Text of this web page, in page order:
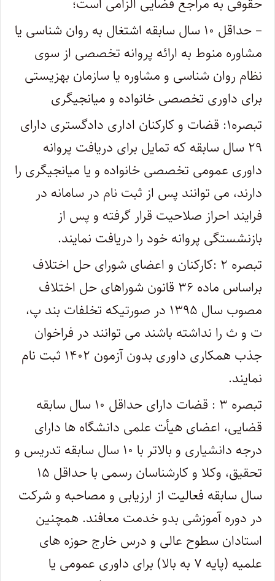
– حداقل ۱۰ سال سابقه اشتغال به روان شناسی یا
مشاوره منوط به ارائه پروانه تخصصی از سوی
نظام روان شناسی و مشاوره یا سازمان بهزیستی
برای داوری تخصصی خانواده و میانجیگری
تبصره۱: قضات و کارکنان اداری دادگستری دارای
۲۹ سال سابقه که تمایل برای دریافت پروانه
داوری عمومی تخصصی خانواده و یا میانجیگری را
دارند، می توانند پس از ثبت نام در سامانه در
فرایند احراز صلاحیت قرار گرفته و پس از
بازنشستگی پروانه خود را دریافت نمایند.
تبصره ۲ :کارکنان و اعضای شورای حل اختلاف
براساس ماده ۳۶ قانون شوراهای حل اختلاف
مصوب سال ۱۳۹۵ در صورتیکه تخلفات بند پ،
ت و ث را نداشته باشند می توانند در فراخوان
جذب همکاری داوری بدون آزمون ۱۴۰۲ ثبت نام
نمایند.
تبصره ۳ : قضات دارای حداقل ۱۰ سال سابقه
قضایی، اعضای هیأت علمی دانشگاه ها دارای
درجه دانشیاری و بالاتر با ۱۰ سال سابقه تدریس و
تحقیق، وکلا و کارشناسان رسمی با حداقل ۱۵
سال سابقه فعالیت از ارزیابی و مصاحبه و شرکت
در دوره آموزشی بدو خدمت معافند. همچنین
استادان سطوح عالی و درس خارج حوزه های
علمیه (پایه ۷ به بالا) برای داوری عمومی یا